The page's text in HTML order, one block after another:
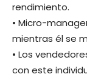
rendimiento.
• Micro-
mientras él se
• Los
con este